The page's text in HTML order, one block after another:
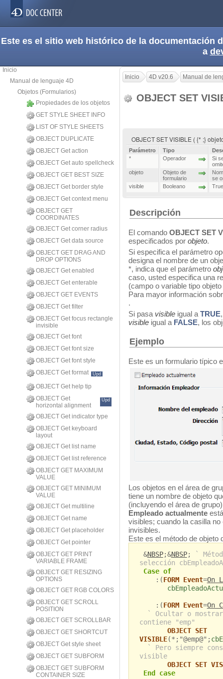
Este es el sitio web histórico de la documentación
a
Inicio
Manual de lenguaje 4D
Objetos (Formularios)
Propiedades de los objetos
GET STYLE SHEET INFO
LIST OF STYLE SHEETS
OBJECT DUPLICATE
OBJECT Get action
OBJECT Get auto spellcheck
OBJECT GET BEST SIZE
OBJECT Get border style
OBJECT Get context menu
OBJECT GET
COORDINATES
OBJECT Get corner radius
OBJECT Get data source
OBJECT GET DRAG AND
DROP OPTIONS
OBJECT Get enabled
OBJECT Get enterable
OBJECT GET EVENTS
OBJECT Get filter
OBJECT Get focus rectangle
invisible
OBJECT Get font
OBJECT Get font size
OBJECT Get font style
OBJECT Get format
Upd
OBJECT Get help tip
OBJECT Get
horizontal alignment
Upd
OBJECT Get indicator type
OBJECT Get keyboard
layout
OBJECT Get list name
OBJECT Get list reference
OBJECT GET MAXIMUM
VALUE
OBJECT GET MINIMUM
VALUE
OBJECT Get multiline
OBJECT Get name
OBJECT Get placeholder
OBJECT Get pointer
OBJECT GET PRINT
VARIABLE FRAME
OBJECT GET RESIZING
OPTIONS
OBJECT GET RGB COLORS
OBJECT GET SCROLL
POSITION
OBJECT GET SCROLLBAR
OBJECT GET SHORTCUT
OBJECT Get style sheet
OBJECT GET SUBFORM
OBJECT GET SUBFORM
CONTAINER SIZE
Inicio 4D v20.6 Manual de
OBJECT SET
OBJECT SET VISIBLE ( {* ;}
Parámetro Tipo
*
Operador
Si
objeto
Objeto de
formulario
se
visible
Booleano
Descripción
El comando OBJECT SET
especificados por objeto.
Si especifica el parámetro
designa el nombre de un
*, indica que el parámetro
caso, usted especifica una
(campo o variable tipo
Para mayor información
.
Si pasa visible igual aTRUE
visible igual a FALSE, los
Ejemplo
Este es un formulario típico
Los objetos en el área de
tiene un nombre de objeto
(incluyendo el área de
Empleado actualmente
visibles; cuando la casilla
invisibles.
Este es el método de objeto
&NBSP;&NBSP;
`
selección
Case of
:(FORM Event=On
:(FORM Event=On
` Ocultar o
contiene "emp"
OBJECT SET
VISIBLE(*;"@emp@";
` Pero siempre
visible
OBJECT SET
End case